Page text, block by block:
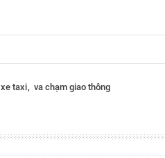
xe taxi va chạm giao thông